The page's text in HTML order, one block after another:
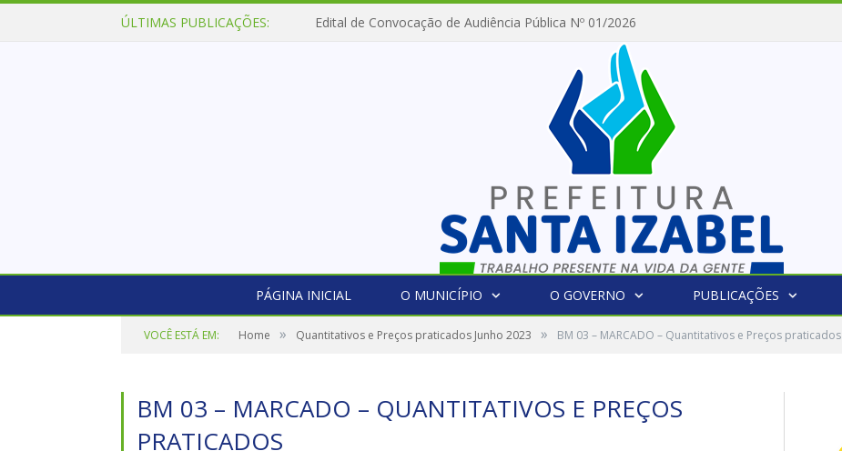
ÚLTIMAS PUBLICAÇÕES: Edital de Convocação de Audiência Pública Nº 01/2026
PÁGINA INICIAL O MUNICÍPIO O GOVERNO PUBLICAÇÕES
VOCÊ ESTÁ EM: Home » Quantitativos e Preços praticados Junho 2023 » BM 03 – MARCADO – Quantitativos e Preços praticados
BM 03 – MARCADO – QUANTITATIVOS E PREÇOS
PRATICADOS